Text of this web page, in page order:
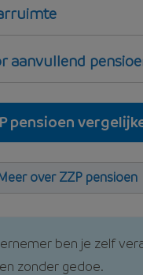
ben je zelf
zonder gedoe.
aanvullend
pensioen
over ZZP pensioen